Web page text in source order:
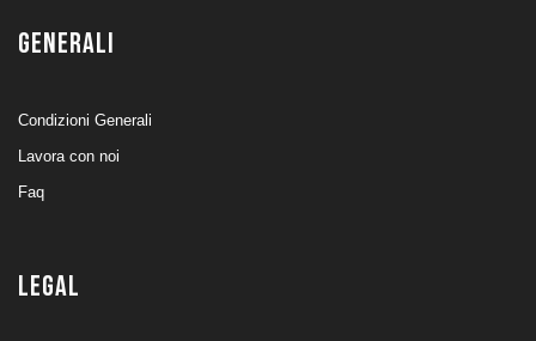
GENERALI
Condizioni Generali
Lavora con noi
Faq
LEGAL